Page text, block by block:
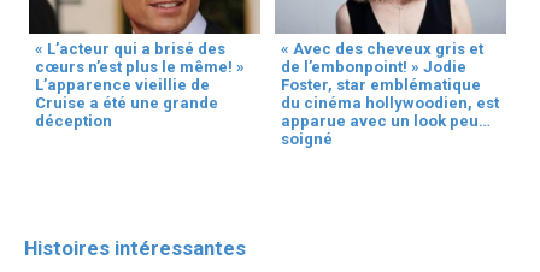
« L’acteur qui a brisé des
cœurs n’est plus le même! »
L’apparence vieillie de
Cruise a été une grande
déception
« Avec des cheveux gris et
de l’embonpoint! » Jodie
Foster, star emblématique
du cinéma hollywoodien, est
apparue avec un look peu
soigné
Histoires intéressantes